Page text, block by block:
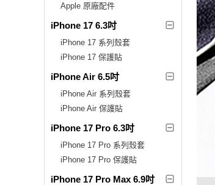
Apple 原廠配件
iPhone 17 6.3吋
iPhone 17 系列殼套
iPhone 17 保護貼
iPhone Air 6.5吋
iPhone Air 系列殼套
iPhone Air 保護貼
iPhone 17 Pro 6.3吋
iPhone 17 Pro 系列殼套
iPhone 17 Pro 保護貼
iPhone 17 Pro Max 6.9吋